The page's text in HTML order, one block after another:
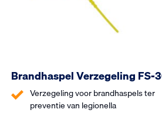
Brandhaspel Verzegeling FS-
Verzegeling voor brandhaspels ter
preventie van legionella